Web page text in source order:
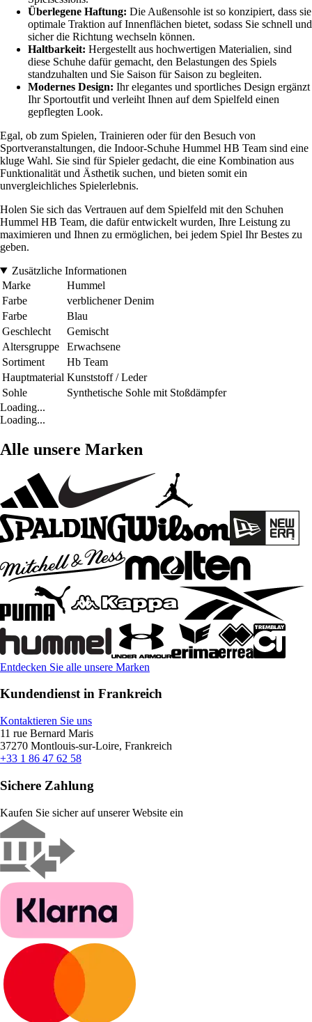
Überlegene Haftung: Die Außensohle ist so konzipiert, dass sie
optimale Traktion auf Innenflächen bietet, sodass Sie schnell und
sicher die Richtung wechseln können.
Haltbarkeit: Hergestellt aus hochwertigen Materialien, sind
diese Schuhe dafür gemacht, den Belastungen des Spiels
standzuhalten und Sie Saison für Saison zu begleiten.
Modernes Design: Ihr elegantes und sportliches Design ergänzt
Ihr Sportoutfit und verleiht Ihnen auf dem Spielfeld einen
gepflegten Look.
Egal, ob zum Spielen, Trainieren oder für den Besuch von
Sportveranstaltungen, die Indoor-Schuhe Hummel HB Team sind eine
kluge Wahl. Sie sind für Spieler gedacht, die eine Kombination aus
Funktionalität und Ästhetik suchen, und bieten somit ein
unvergleichliches Spielerlebnis.
Holen Sie sich das Vertrauen auf dem Spielfeld mit den Schuhen
Hummel HB Team, die dafür entwickelt wurden, Ihre Leistung zu
maximieren und Ihnen zu ermöglichen, bei jedem Spiel Ihr Bestes zu
geben.
Zusätzliche Informationen
Marke
Hummel
Farbe
verblichener Denim
Farbe
Blau
Geschlecht
Gemischt
Altersgruppe
Erwachsene
Sortiment
Hb Team
Hauptmaterial Kunststoff / Leder
Sohle
Synthetische Sohle mit Stoßdämpfer
Loading...
Loading...
Alle unsere Marken
Entdecken Sie alle unsere Marken
Kundendienst in Frankreich
Kontaktieren Sie uns
11 rue Bernard Maris
37270 Montlouis-sur-Loire, Frankreich
+33 1 86 47 62 58
Sichere Zahlung
Kaufen Sie sicher auf unserer Website ein